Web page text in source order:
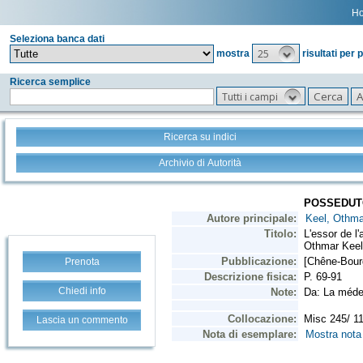
Seleziona banca dati
mostra
25 risultati per
Ricerca semplice
Tutti i campi
Ricerca su indici
Archivio di Autorità
Prenota
Chiedi info
Lascia un commento